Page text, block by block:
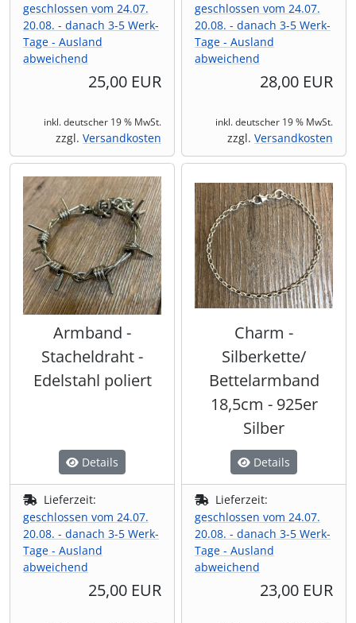
geschlossen vom 24.07.
20.08. - danach 3-5 Werk-
Tage - Ausland
abweichend
25,00 EUR
inkl. deutscher 19 % MwSt.
zzgl. Versandkosten
geschlossen vom 24.07.
20.08. - danach 3-5 Werk-
Tage - Ausland
abweichend
28,00 EUR
inkl. deutscher 19 % MwSt.
zzgl. Versandkosten
Armband -
Stacheldraht -
Edelstahl poliert
Details
Lieferzeit:
geschlossen vom 24.07.
20.08. - danach 3-5 Werk-
Tage - Ausland
abweichend
25,00 EUR
Charm -
Silberkette/
Bettelarmband
18,5cm - 925er
Silber
Details
Lieferzeit:
geschlossen vom 24.07.
20.08. - danach 3-5 Werk-
Tage - Ausland
abweichend
23,00 EUR